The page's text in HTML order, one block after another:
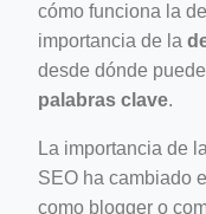
feed-calculator
cómo funciona la
importancia de la
desde dónde
palabras clave.
La importancia de
SEO ha cambiado
como blogger o